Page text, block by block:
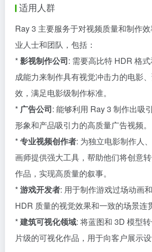
适用人群
Ray 3 主要服务于对视频质量和制作
业人士和团队，包括：
*影视制作公司: 需要高比特 HDR 格
成能力来制作具有视觉冲击力的电影
效，满足电影级制作标准。
* 广告公司: 能够利用 Ray 3 制作出吸
形象和产品吸引力的高质量广告视频。
*专业视频创作者: 为独立电影制作人
画师提供强大工具，帮助他们将创意
作品，实现高质量的叙事。
*游戏开发者: 用于制作游戏过场动画
HDR 质量的视觉效果和一致的场景连
*建筑可视化领域: 将蓝图和 3D 模型
片级的可视化作品，用于向客户展示设